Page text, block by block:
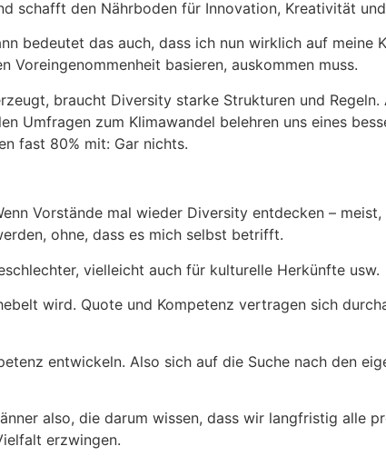
schafft den Nährboden für Innovation, Kreativität
bedeutet das auch, dass ich nun wirklich auf meine
Voreingenommenheit basieren, auskommen muss.
braucht Diversity starke Strukturen und
Umfragen zum Klimawandel belehren uns eines
fast 80% mit: Gar nichts.
Vorstände mal wieder Diversity entdecken –
ohne, dass es mich selbst betrifft.
vielleicht auch für kulturelle Herkünfte usw.
wird. Quote und Kompetenz vertragen sich
entwickeln. Also sich auf die Suche nach den
also, die darum wissen, dass wir langfristig alle
erzwingen.